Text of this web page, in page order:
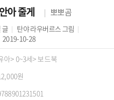
아 줄게 뽀뽀곰
글 탄야 라우버르스그림
2019-10-28
아> 0~3세> 보드북
원